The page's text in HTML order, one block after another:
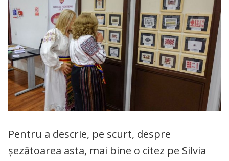
Pentru a descrie, pe scurt, despre
șezătoarea asta, mai bine o citez pe Silvia